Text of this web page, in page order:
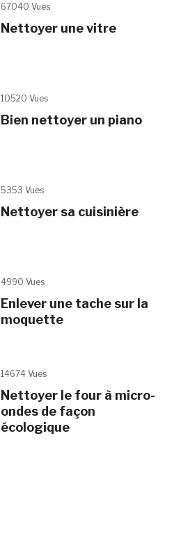
67040 Vues
Nettoyer une vitre
10520 Vues
Bien nettoyer un piano
5353 Vues
Nettoyer sa cuisinière
4990 Vues
Enlever une tache sur la
moquette
14674 Vues
Nettoyer le four à micro-
ondes de façon
écologique